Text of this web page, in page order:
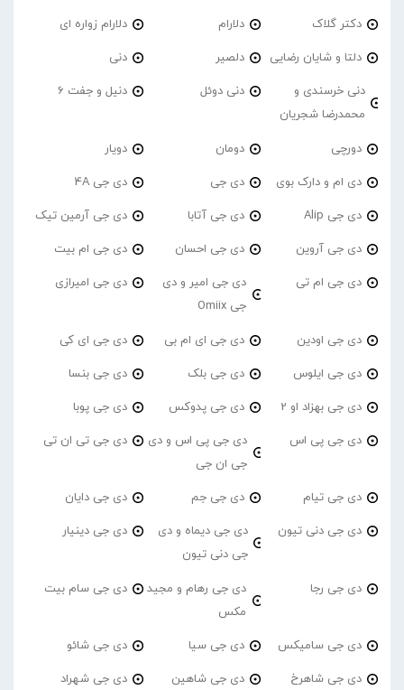
دکتر گلاک دلارام دلارام زواره ای
دلتا و شایان رضایی دلصیر دنی
دنی خرسندی و
محمدرضا شجریان
دنی دوئل دنیل و جفت 6
دورچی دومان دویار
دی ام و دارک بوی دی جی دی جی 4A
دی جی Alip دی جی آتابا دی جی آرمین تیک
دی جی آروین دی جی احسان دی جی ام بیت
دی جی ام تی
دی جی امیر و دی
جی Omiix
دی جی امیرازی
دی جی اودین دی جی ای ام بی دی جی ای کی
دی جی ایلوس دی جی بلک دی جی بنسا
دی جی بهزاد او 2 دی جی پدوکس دی جی پوبا
دی جی پی اس
دی جی پی اس و دی
جی ان جی
دی جی تی ان تی
دی جی تیام دی جی جم دی جی دایان
دی جی دنی تیون
دی جی دیماه و دی
جی دنی تیون
دی جی دینیار
دی جی رجا
دی جی رهام و مجید
مکس
دی جی سام بیت
دی جی سامیکس دی جی سیا دی جی شائو
دی جی شاهرخ دی جی شاهین دی جی شهراد